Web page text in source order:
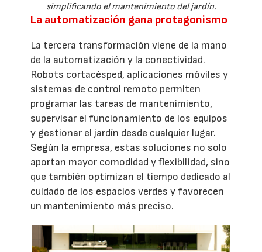
simplificando el mantenimiento del jardín.
La automatización gana protagonismo
La tercera transformación viene de la mano
de la automatización y la conectividad.
Robots cortacésped, aplicaciones móviles y
sistemas de control remoto permiten
programar las tareas de mantenimiento,
supervisar el funcionamiento de los equipos
y gestionar el jardín desde cualquier lugar.
Según la empresa, estas soluciones no solo
aportan mayor comodidad y flexibilidad, sino
que también optimizan el tiempo dedicado al
cuidado de los espacios verdes y favorecen
un mantenimiento más preciso.